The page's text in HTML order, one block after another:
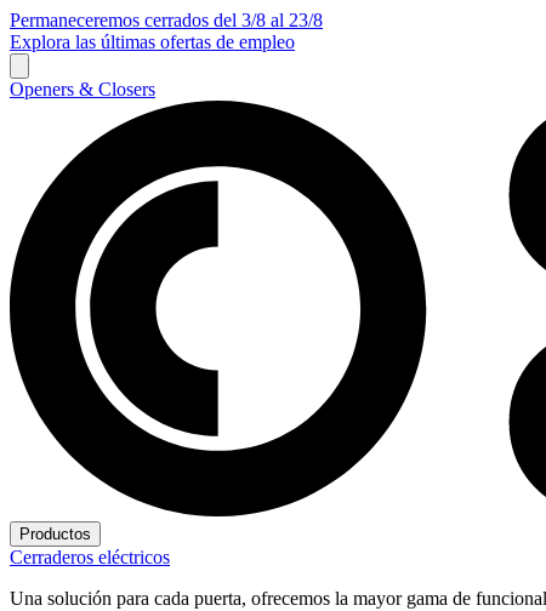
Permaneceremos cerrados del 3/8 al 23/8
Explora las últimas ofertas de empleo
Openers & Closers
Productos
Cerraderos eléctricos
Una solución para cada puerta, ofrecemos la mayor gama de